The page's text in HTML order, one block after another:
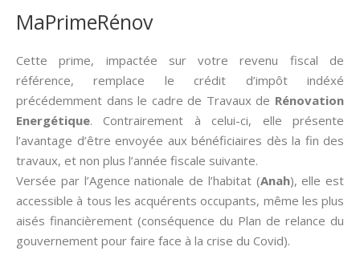
MaPrimeRénov
Cette prime, impactée sur votre revenu fiscal de
référence, remplace le crédit d’impôt indéxé
précédemment dans le cadre de Travaux de Rénovation
Energétique. Contrairement à celui-ci, elle présente
l’avantage d’être envoyée aux bénéficiaires dès la fin des
travaux, et non plus l’année fiscale suivante.
Versée par l’Agence nationale de l’habitat (Anah), elle est
accessible à tous les acquérents occupants, même les plus
aisés financièrement (conséquence du Plan de relance du
gouvernement pour faire face à la crise du Covid).